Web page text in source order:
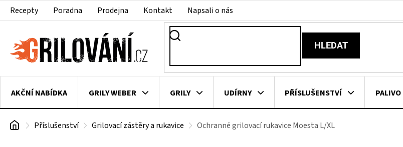
PřejítRecepty Poradna Prodejna Kontakt Napsali o nás
HLEDAT
AKČNÍ NABÍDKA GRILY WEBER GRILY UDÍRNY PŘÍSLUŠENSTVÍ PALIVO
VAKUOVAČKY LEDNICE NA ZRÁNÍ MASA VENKOVNÍ KUCHYNĚ KNIHY O GRILOVÁNÍ
DomůPříslušenství Grilovací zástěry a rukavice Ochranné grilovací rukavice Moesta L/XL